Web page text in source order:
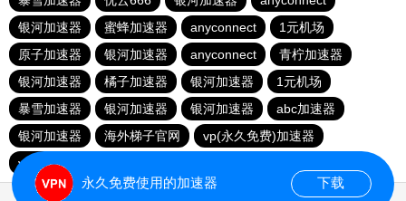
银河加速器
蜜蜂加速器 anyconnect
1元机场
原子加速器
银河加速器 anyconnect
青柠加速器
银河加速器
橘子加速器 银河加速器
1元机场
暴雪加速器
银河加速器 银河加速器
abc加速器
银河加速器
海外梯子官网
vp(永久免费)加速器
vp(永久免费)加速器
永久免费使用的加速器 下载